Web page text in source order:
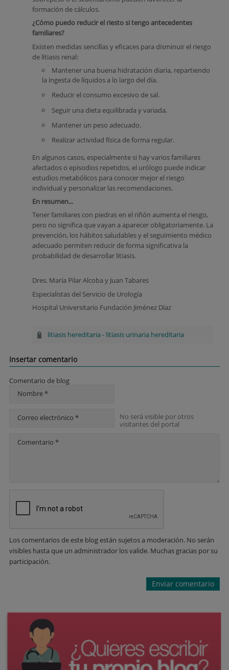
formación de cálculos.
¿Cómo puedo reducir el riesto si tengo antecedentes
familiares?
Existen medidas sencillas y eficaces para disminuir el riesgo
de litiasis renal:
Mantener una buena hidratación diaria, repartiendo
la ingesta de líquidos a lo largo del día.
Reducir el consumo excesivo de sal.
Seguir una dieta equilibrada y variada.
Mantener un peso adecuado.
Realizar actividad física de forma regular.
En algunos casos, especialmente si hay varios familiares
afectados o episodios repetidos, el urólogo puede indicar
estudios metabólicos para conocer mejor el riesgo
individual y personalizar las recomendaciones.
En resumen...
Tener familiares con piedras en el riñón aumenta el riesgo,
pero no significa que vayan a aparecer obligatoriamente. La
prevención, los hábitos saludables y el seguimiento médico
adecuado permiten reducir de forma significativa la
probabilidad de desarrollar litiasis.
Dres. María Pilar Alcoba y Juan Tabares
Especialistas del Servicio de Urología
Hospital Universitario Fundación Jiménez Díaz
litiasis hereditaria - litiasis urinaria hereditaria
Insertar comentario
Comentario de blog
Nombre *
Correo electrónico *
No será visible por otros
visitantes del portal
Comentario *
Los comentarios de este blog están sujetos a moderación. No serán
visibles hasta que un administrador los valide. Muchas gracias por su
participación.